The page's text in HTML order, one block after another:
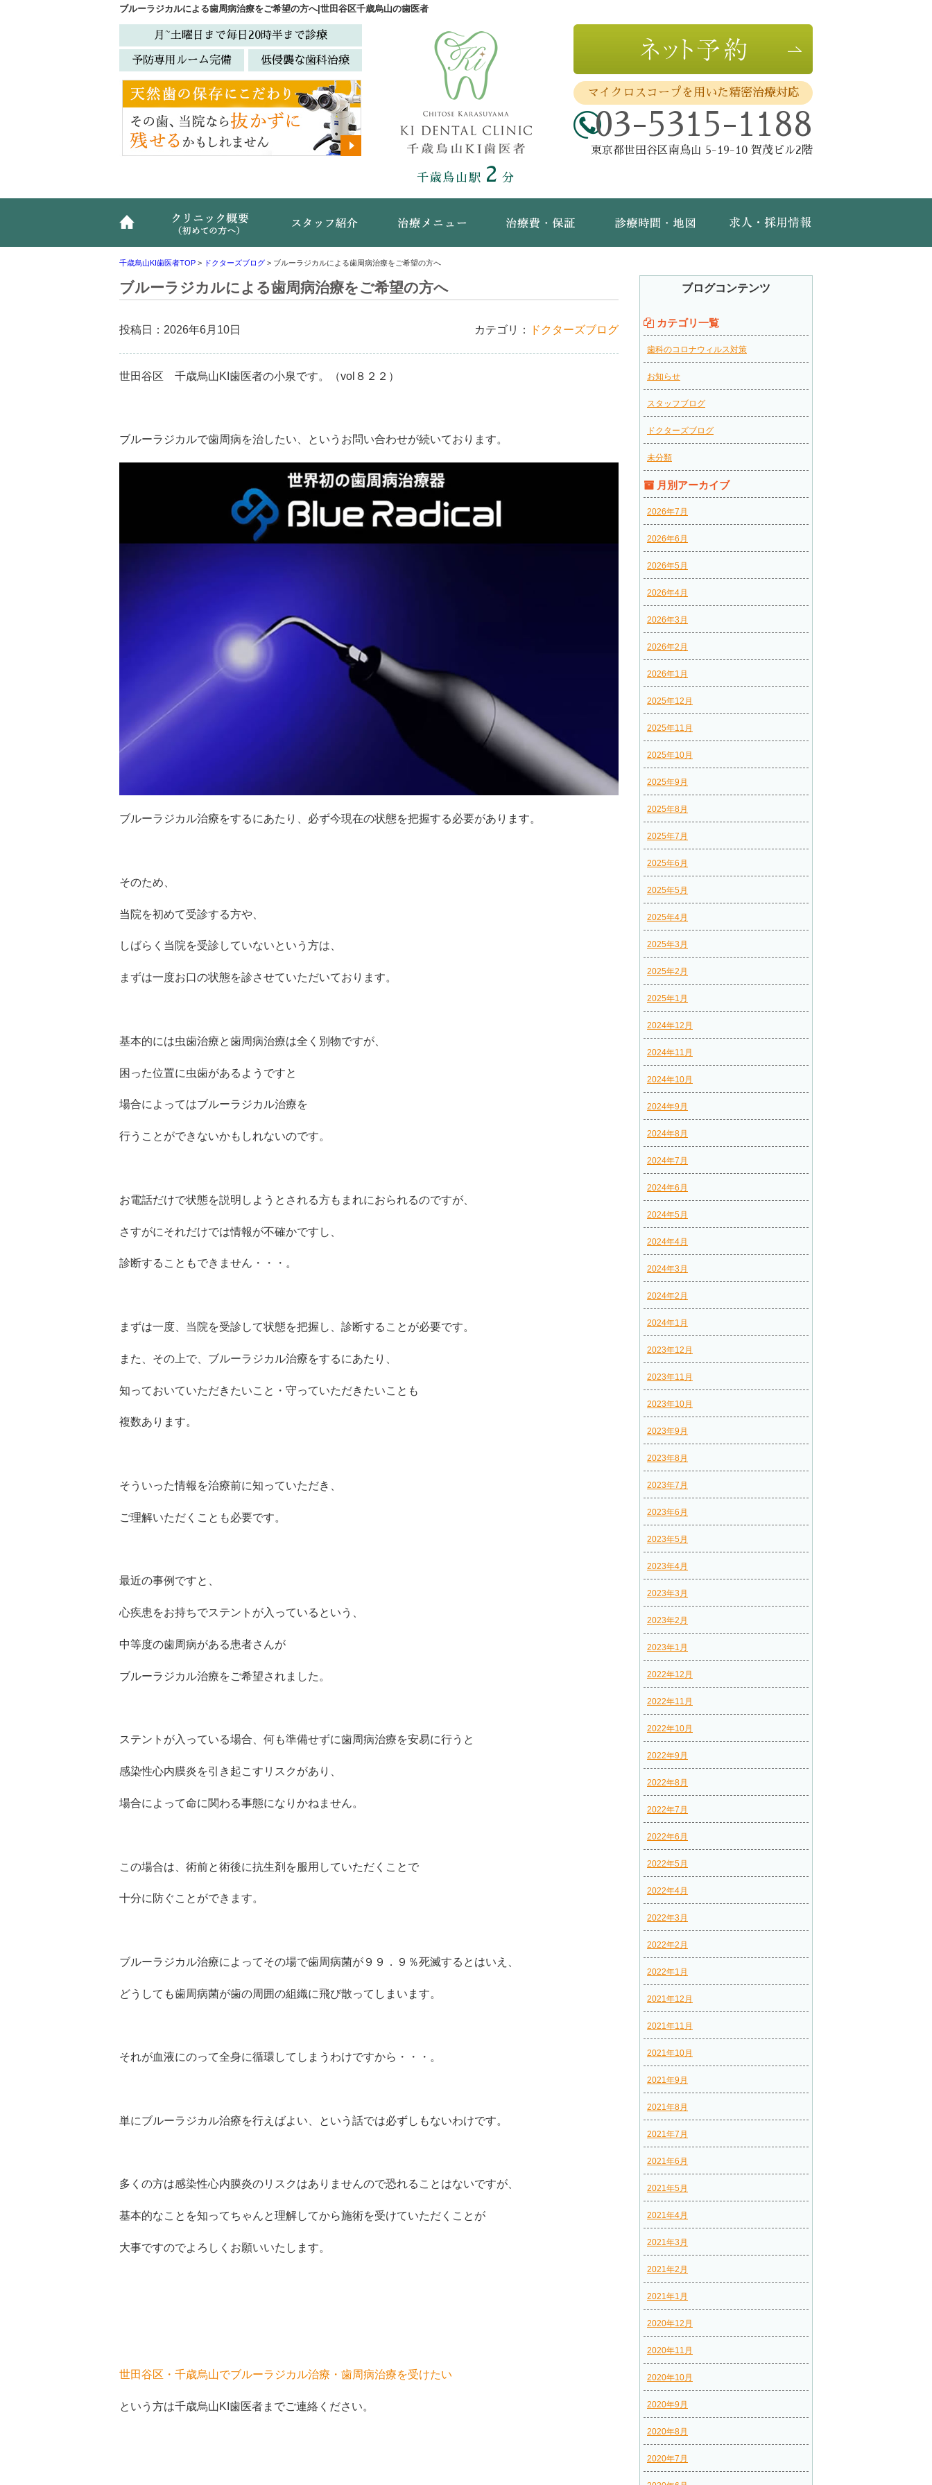
ブルーラジカルによる歯周病治療をご希望の方へ|世田谷区千歳烏山の歯医者
月~土曜日まで毎日20時半まで診療
予防専用ルーム完備 低侵襲な歯科治療
千歳烏山駅 2 分
マイクロスコープを用いた精密治療対応
03-5315-1188
東京都世田谷区南烏山 5-19-10 賀茂ビル2階
ホーム クリニック概要(初めての方へ)
スタッフ紹介 治療メニュー 治療費・保証 診療時間・地図
千歳烏山KI歯医者TOP > ドクターズブログ > ブルーラジカルによる歯周病治療をご希望の方へ
ブルーラジカルによる歯周病治療をご希望の方へ
投稿日：2026年6月10日 カテゴリ： ドクターズブログ
世田谷区 千歳烏山KI歯医者の小泉です。（vol８２２）
ブルーラジカルで歯周病を治したい、というお問い合わせが続いております。
ブルーラジカル治療をするにあたり、必ず今現在の状態を把握する必要があります。
そのため、
当院を初めて受診する方や、
しばらく当院を受診していないという方は、
まずは一度お口の状態を診させていただいております。
基本的には虫歯治療と歯周病治療は全く別物ですが、
困った位置に虫歯があるようですと
場合によってはブルーラジカル治療を
行うことができないかもしれないのです。
お電話だけで状態を説明しようとされる方もまれにおられるのですが、
さすがにそれだけでは情報が不確かですし、
診断することもできません・・・。
まずは一度、当院を受診して状態を把握し、診断することが必要です。
また、その上で、ブルーラジカル治療をするにあたり、
知っておいていただきたいこと・守っていただきたいことも
複数あります。
そういった情報を治療前に知っていただき、
ご理解いただくことも必要です。
最近の事例ですと、
心疾患をお持ちでステントが入っているという、
中等度の歯周病がある患者さんが
ブルーラジカル治療をご希望されました。
ステントが入っている場合、何も準備せずに歯周病治療を安易に行うと
感染性心内膜炎を引き起こすリスクがあり、
場合によって命に関わる事態になりかねません。
この場合は、術前と術後に抗生剤を服用していただくことで
十分に防ぐことができます。
ブルーラジカル治療によってその場で歯周病菌が９９．９％死滅するとはいえ、
どうしても歯周病菌が歯の周囲の組織に飛び散ってしまいます。
それが血液にのって全身に循環してしまうわけですから・・・。
単にブルーラジカル治療を行えばよい、という話では必ずしもないわけです。
多くの方は感染性心内膜炎のリスクはありませんので恐れることはないですが、
基本的なことを知ってちゃんと理解してから施術を受けていただくことが
大事ですのでよろしくお願いいたします。
世田谷区・千歳烏山でブルーラジカル治療・歯周病治療を受けたい
という方は千歳烏山KI歯医者までご連絡ください。
ブログコンテンツ
カテゴリ一覧
歯科のコロナウィルス対策
お知らせ
スタッフブログ
ドクターズブログ
未分類
月別アーカイブ
2026年7月
2026年6月
2026年5月
2026年4月
2026年3月
2026年2月
2026年1月
2025年12月
2025年11月
2025年10月
2025年9月
2025年8月
2025年7月
2025年6月
2025年5月
2025年4月
2025年3月
2025年2月
2025年1月
2024年12月
2024年11月
2024年10月
2024年9月
2024年8月
2024年7月
2024年6月
2024年5月
2024年4月
2024年3月
2024年2月
2024年1月
2023年12月
2023年11月
2023年10月
2023年9月
2023年8月
2023年7月
2023年6月
2023年5月
2023年4月
2023年3月
2023年2月
2023年1月
2022年12月
2022年11月
2022年10月
2022年9月
2022年8月
2022年7月
2022年6月
2022年5月
2022年4月
2022年3月
2022年2月
2022年1月
2021年12月
2021年11月
2021年10月
2021年9月
2021年8月
2021年7月
2021年6月
2021年5月
2021年4月
2021年3月
2021年2月
2021年1月
2020年12月
2020年11月
2020年10月
2020年9月
2020年8月
2020年7月